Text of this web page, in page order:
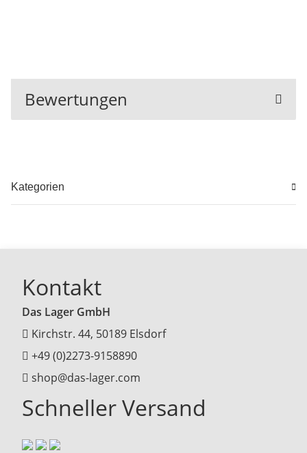
Bewertungen
Kategorien
Kontakt
Das Lager GmbH
Kirchstr. 44, 50189 Elsdorf
+49 (0)2273-9158890
shop@das-lager.com
Schneller Versand